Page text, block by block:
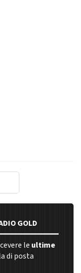
GOLD
le ultime
di posta